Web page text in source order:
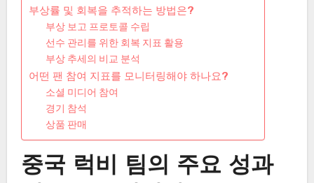
부상률 및 회복을 추적하는 방법은?
부상 보고 프로토콜 수립
선수 관리를 위한 회복 지표 활용
부상 추세의 비교 분석
어떤 팬 참여 지표를 모니터링해야 하나요?
소셜 미디어 참여
경기 참석
상품 판매
중국 럭비 팀의 주요 성과